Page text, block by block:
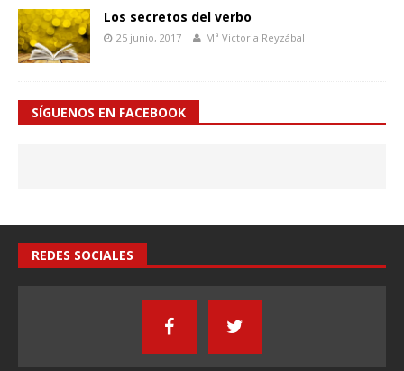
Los secretos del verbo
25 junio, 2017 Mª Victoria Reyzábal
SÍGUENOS EN FACEBOOK
REDES SOCIALES